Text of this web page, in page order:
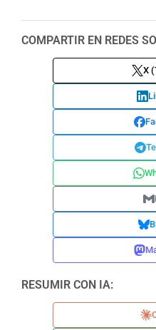
COMPARTIR EN REDES
X
RESUMIR CON IA: